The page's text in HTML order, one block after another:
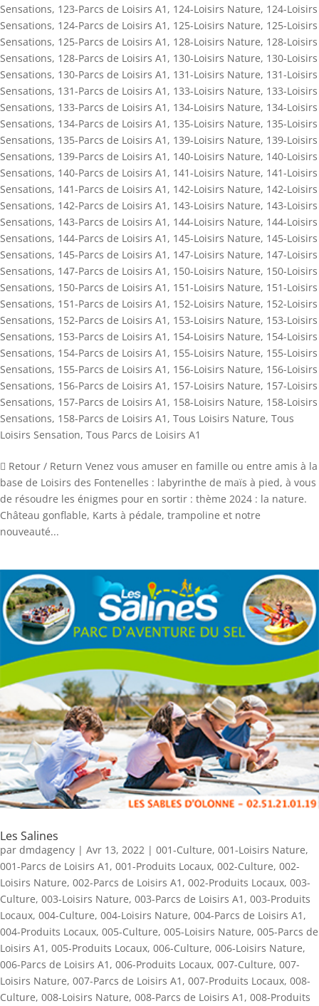
Sensations, 123-Parcs de Loisirs A1 , 124-Loisirs Nature, 124-Loisirs
Sensations, 124-Parcs de Loisirs A1 , 125-Loisirs Nature, 125-Loisirs
Sensations, 125-Parcs de Loisirs A1 , 128-Loisirs Nature, 128-Loisirs
Sensations, 128-Parcs de Loisirs A1 , 130-Loisirs Nature, 130-Loisirs
Sensations, 130-Parcs de Loisirs A1 , 131-Loisirs Nature, 131-Loisirs
Sensations, 131-Parcs de Loisirs A1 , 133-Loisirs Nature, 133-Loisirs
Sensations, 133-Parcs de Loisirs A1 , 134-Loisirs Nature, 134-Loisirs
Sensations, 134-Parcs de Loisirs A1 , 135-Loisirs Nature, 135-Loisirs
Sensations, 135-Parcs de Loisirs A1 , 139-Loisirs Nature, 139-Loisirs
Sensations, 139-Parcs de Loisirs A1 , 140-Loisirs Nature, 140-Loisirs
Sensations, 140-Parcs de Loisirs A1 , 141-Loisirs Nature, 141-Loisirs
Sensations, 141-Parcs de Loisirs A1 , 142-Loisirs Nature, 142-Loisirs
Sensations, 142-Parcs de Loisirs A1 , 143-Loisirs Nature, 143-Loisirs
Sensations, 143-Parcs de Loisirs A1 , 144-Loisirs Nature, 144-Loisirs
Sensations, 144-Parcs de Loisirs A1 , 145-Loisirs Nature, 145-Loisirs
Sensations, 145-Parcs de Loisirs A1 , 147-Loisirs Nature, 147-Loisirs
Sensations, 147-Parcs de Loisirs A1 , 150-Loisirs Nature, 150-Loisirs
Sensations, 150-Parcs de Loisirs A1 , 151-Loisirs Nature, 151-Loisirs
Sensations, 151-Parcs de Loisirs A1 , 152-Loisirs Nature, 152-Loisirs
Sensations, 152-Parcs de Loisirs A1 , 153-Loisirs Nature, 153-Loisirs
Sensations, 153-Parcs de Loisirs A1 , 154-Loisirs Nature, 154-Loisirs
Sensations, 154-Parcs de Loisirs A1 , 155-Loisirs Nature, 155-Loisirs
Sensations, 155-Parcs de Loisirs A1 , 156-Loisirs Nature, 156-Loisirs
Sensations, 156-Parcs de Loisirs A1 , 157-Loisirs Nature, 157-Loisirs
Sensations, 157-Parcs de Loisirs A1 , 158-Loisirs Nature, 158-Loisirs
Sensations, 158-Parcs de Loisirs A1 , Tous Loisirs Nature, Tous
Loisirs Sensation, Tous Parcs de Loisirs A1
 Retour / Return Venez vous amuser en famille ou entre amis à la
base de Loisirs des Fontenelles : labyrinthe de maïs à pied, à vous
de résoudre les énigmes pour en sortir : thème 2024 : la nature.
Château gonflable, Karts à pédale, trampoline et notre
nouveauté...
Les Salines
par dmdagency | Avr 13, 2022 | 001-Culture, 001-Loisirs Nature,
001-Parcs de Loisirs A1 , 001-Produits Locaux, 002-Culture, 002-
Loisirs Nature, 002-Parcs de Loisirs A1 , 002-Produits Locaux, 003-
Culture, 003-Loisirs Nature, 003-Parcs de Loisirs A1 , 003-Produits
Locaux, 004-Culture, 004-Loisirs Nature, 004-Parcs de Loisirs A1 ,
004-Produits Locaux, 005-Culture, 005-Loisirs Nature, 005-Parcs de
Loisirs A1 , 005-Produits Locaux, 006-Culture, 006-Loisirs Nature,
006-Parcs de Loisirs A1 , 006-Produits Locaux, 007-Culture, 007-
Loisirs Nature, 007-Parcs de Loisirs A1 , 007-Produits Locaux, 008-
Culture, 008-Loisirs Nature, 008-Parcs de Loisirs A1 , 008-Produits